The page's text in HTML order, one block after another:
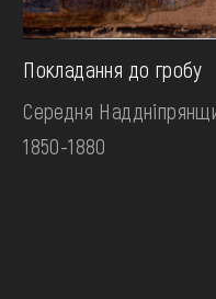
Покладання до гробу
Середня
1850-1880